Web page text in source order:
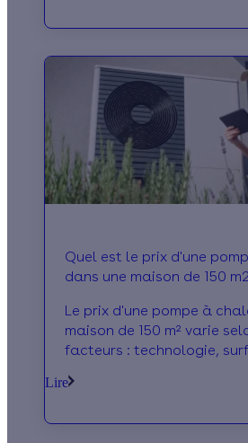
Quel est le prix d'une
dans une maison de 150
Le prix d'une pompe à
maison de 150 m² varie
facteurs : technologie,
pose, etc.
Lire